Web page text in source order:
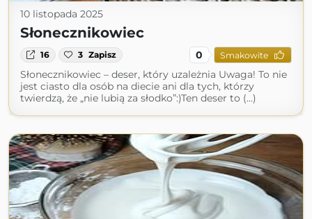
10 listopada 2025
Słonecznikowiec
16 3 Zapisz 0 Smakowite
Słonecznikowiec – deser, który uzależnia Uwaga! To nie
jest ciasto dla osób na diecie ani dla tych, którzy
twierdzą, że „nie lubią za słodko”:)Ten deser to (...)